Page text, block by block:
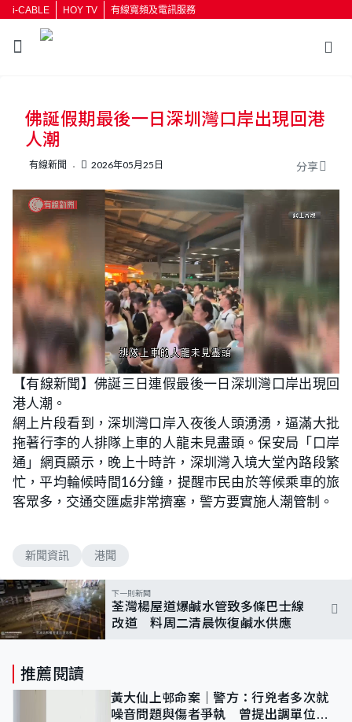
i-CABLE HOY TV 有線寬頻及電訊服務
按輸入鍵開始搜尋
佛誕假期最後一日深圳灣口岸出現回港
人潮
有線新聞 2026年05月25日 分享
U
n
m
L
o
a
d
:
7
2
.
9
7
%
【有線新聞】佛誕三日連假最後一日深圳灣口岸出現回
港人潮。
網上片段看到，深圳灣口岸入夜後人頭湧湧，逼滿大批
拖著行李的人排隊上車的人龍未見盡頭。保安局「口岸
通」網頁顯示，晚上十時許，深圳灣入境大堂內路段繁
忙，平均輪候時間16分鐘，提醒市民由於等候乘車的旅
客眾多，交通交匯處非常擠塞，警方要實施人潮管制。
新聞資訊 港聞
下一則新聞
荃灣楊屋道爆鹹水管致多條巴士線
改道 料周二清晨恢復鹹水供應
推薦閱讀
黃大仙上邨命案｜警方：行兇者多次就
噪音問題與傷者爭執 曾提出調單位已